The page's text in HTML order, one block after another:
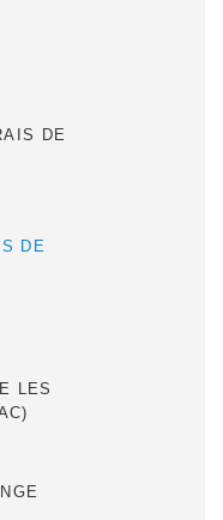
DE
DE
LES